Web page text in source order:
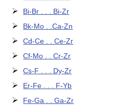
Bi-Br . . . Bi-Zr
Bk-Mo . .Ca-Zn
Cd-Ce . . Ce-Zr
Cf-Mo . . Cr-Zr
Cs-F . . . Dy-Zr
Er-Fe . . . F-Yb
Fe-Ga . . Ga-Zr